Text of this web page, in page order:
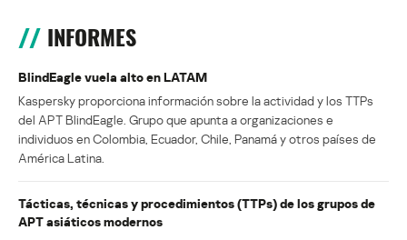
INFORMES
BlindEagle vuela alto en LATAM
Kaspersky proporciona información sobre la actividad y los TTPs
del APT BlindEagle. Grupo que apunta a organizaciones e
individuos en Colombia, Ecuador, Chile, Panamá y otros países de
América Latina.
Tácticas, técnicas y procedimientos (TTPs) de los grupos de
APT asiáticos modernos